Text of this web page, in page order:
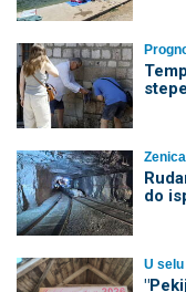
Zenica
do
U